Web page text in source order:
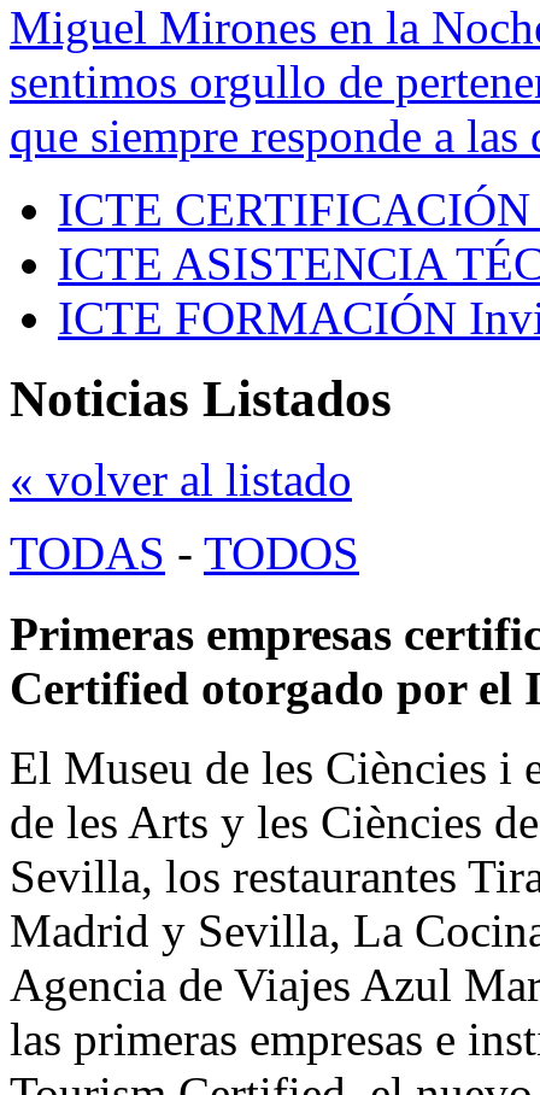
Miguel Mirones en la
sentimos orgullo de
que siempre responde a
ICTE CERTIFICACIÓN
ICTE ASISTENCIA
ICTE FORMACIÓN
Noticias Listados
« volver al listado
TODAS - TODOS
Primeras empresas
Certified otorgado por el
El Museu de les Ciències i
de les Arts y les Ciències
Sevilla, los restaurantes
Madrid y Sevilla, La
Agencia de Viajes Azul
las primeras empresas e